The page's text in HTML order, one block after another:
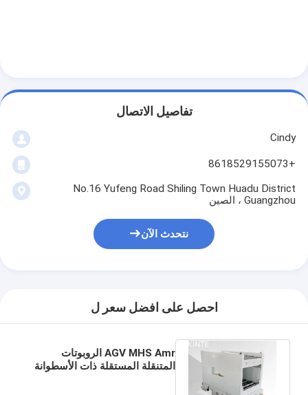
اتصل بنا
أخبار
نظام استرجاع التخزين الآلي
نظام مناولة المواد الآلي
تفاصيل الاتصال
Cindy
+8618529155073
No.16 Yufeng Road Shiling Town Huadu District
Guangzhou ، الصين
نتحدث الآن
احصل على افضل سعر ل
AGV MHS Amr الروبوتات
المتنقلة المستقلة ذات الأسطوانة